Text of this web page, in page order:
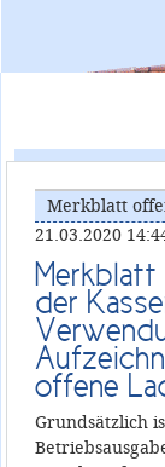
Merkblatt
21.03.2020
der
offene
Grundsätzlich